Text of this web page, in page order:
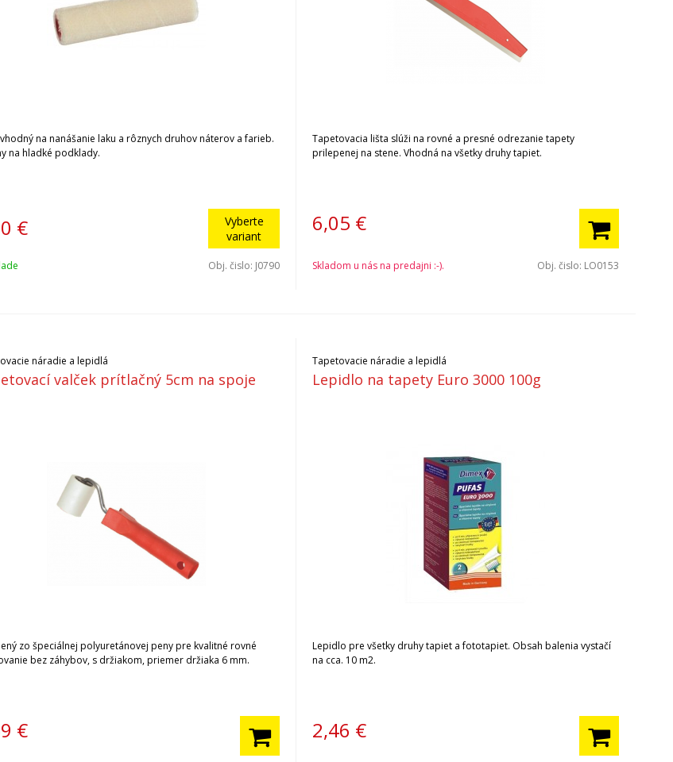
na nanášanie laku a rôznych druhov náterov a farieb.
na hladké podklady.
€
Vyberte
variant
Obj. čislo: J0790
Tapetovacia lišta slúži na rovné a presné odrezanie tapety
prilepenej na stene. Vhodná na všetky druhy tapiet.
6,05 €
Skladom u nás na predajni :-). Obj. čislo: LO0153
náradie a lepidlá
valček prítlačný 5cm na spoje
zo špeciálnej polyuretánovej peny pre kvalitné rovné
bez záhybov, s držiakom, priemer držiaka 6 mm.
€
Tapetovacie náradie a lepidlá
Lepidlo na tapety Euro 3000 100g
Lepidlo pre všetky druhy tapiet a fototapiet. Obsah balenia vystačí
na cca. 10 m2.
2,46 €